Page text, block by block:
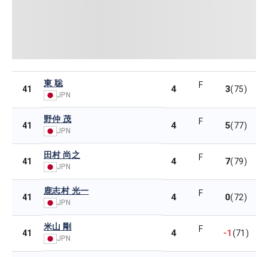
41
東 聡
JPN
4 F 3(75)
41
野仲 茂
JPN 4 F 5(77)
41
田村 尚之
JPN 4 F 7(79)
41
鹿志村 光一
JPN 4 F 0(72)
41
米山 剛
JPN 4 F -1(71)